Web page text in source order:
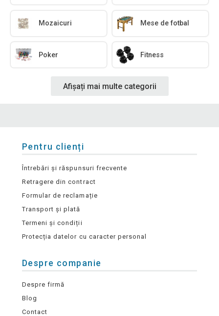
Mozaicuri Mese de fotbal
Poker Fitness
Afișați mai multe categorii
Pentru clienți
Întrebări și răspunsuri frecvente
Retragere din contract
Formular de reclamație
Transport și plată
Termeni și condiții
Protecția datelor cu caracter personal
Despre companie
Despre firmă
Blog
Contact